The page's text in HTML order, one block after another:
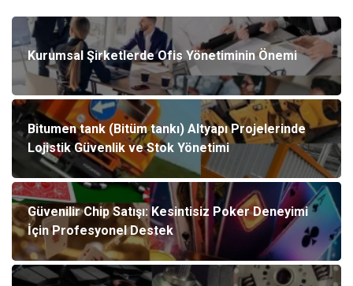
Kurumsal Şirketlerde Ofis Yönetiminin Önemi
Bitumen tank (Bitüm tankı) Altyapı Projelerinde
Lojistik Güvenlik ve Stok Yönetimi
Güvenilir Chip Satışı: Kesintisiz Poker Deneyimi
İçin Profesyonel Destek